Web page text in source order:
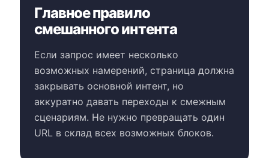
Главное правило
смешанного интента
Если запрос имеет несколько
возможных намерений, страница должна
закрывать основной интент, но
аккуратно давать переходы к смежным
сценариям. Не нужно превращать один
URL в склад всех возможных блоков.